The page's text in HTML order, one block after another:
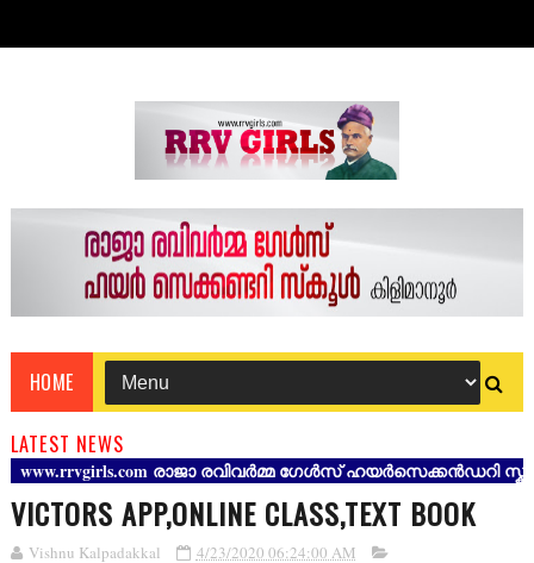
HOME
LATEST NEWS
രാജാ രവിവർമ്മ ഗേൾസ് ഹയർസെക്കൻഡറി
VICTORS APP,ONLINE CLASS,TEXT BOOK
Vishnu Kalpadakkal 4/23/2020 06:24:00 AM